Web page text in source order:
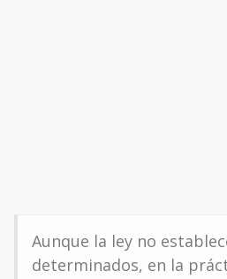
Aunque la ley no
determinados, en la